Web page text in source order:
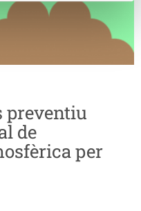
preventiu
de
per